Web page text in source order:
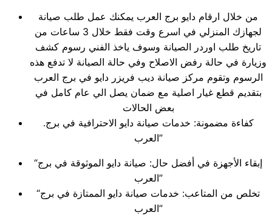
من خلال ارقام دايو برج العرب يمكنك عمل طلب صيانة
لجهازك المنزلي في اسرع وقت فقط خلال 3 ساعات من
تاريخ طلب اوردر الصيانة وسوف ياخذ الفني رسوم كشف
وزيارة في حالة رفض الاصلاح وفي حالة الصيانة لا تدفع هذه
الرسوم وتقوم مركز صيانة ديب فريزر دايو في برج العرب
بتقديم قطع غيار اصلية مع ضمان يصل الي عام كامل في
بعض الحالات
.كفاءة مضمونة: خدمات صيانة دايو الاحترافية في برج
العرب”
“إبقاء الأجهزة في أفضل حال: صيانة دايو الموثوقة في برج
العرب”
“تخلص من المتاعب: خدمات صيانة دايو الممتازة في برج
العرب”